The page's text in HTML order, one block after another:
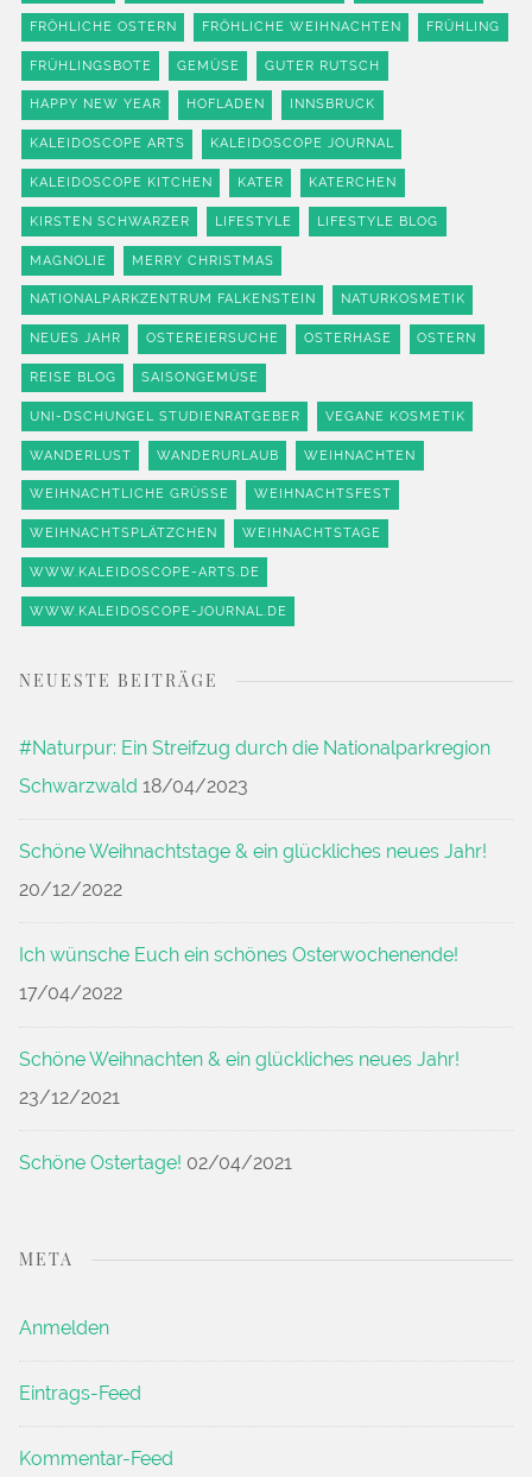
FRÖHLICHE OSTERN FRÖHLICHE WEIHNACHTEN FRÜHLING
FRÜHLINGSBOTE GEMÜSE GUTER RUTSCH
HAPPY NEW YEAR HOFLADEN INNSBRUCK
KALEIDOSCOPE ARTS KALEIDOSCOPE JOURNAL
KALEIDOSCOPE KITCHEN KATER KATERCHEN
KIRSTEN SCHWARZER LIFESTYLE LIFESTYLE BLOG
MAGNOLIE MERRY CHRISTMAS
NATIONALPARKZENTRUM FALKENSTEIN NATURKOSMETIK
NEUES JAHR OSTEREIERSUCHE OSTERHASE OSTERN
REISE BLOG SAISONGEMÜSE
UNI-DSCHUNGEL STUDIENRATGEBER VEGANE KOSMETIK
WANDERLUST WANDERURLAUB WEIHNACHTEN
WEIHNACHTLICHE GRÜSSE WEIHNACHTSFEST
WEIHNACHTSPLÄTZCHEN WEIHNACHTSTAGE
WWW.KALEIDOSCOPE-ARTS.DE
WWW.KALEIDOSCOPE-JOURNAL.DE
NEUESTE BEITRÄGE
#Naturpur: Ein Streifzug durch die Nationalparkregion
Schwarzwald 18/04/2023
Schöne Weihnachtstage & ein glückliches neues Jahr!
20/12/2022
Ich wünsche Euch ein schönes Osterwochenende!
17/04/2022
Schöne Weihnachten & ein glückliches neues Jahr!
23/12/2021
Schöne Ostertage! 02/04/2021
META
Anmelden
Eintrags-Feed
Kommentar-Feed